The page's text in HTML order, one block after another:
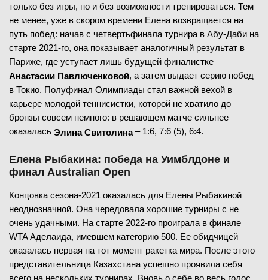
только без игры, но и без возможности тренироваться. Тем
не менее, уже в скором времени Елена возвращается на
путь побед: начав с четвертьфинала турнира в Абу-Даби на
старте 2021-го, она показывает аналогичный результат в
Париже, где уступает лишь будущей финалистке
Анастасии Павлюченковой, а затем выдает серию побед
в Токио. Полуфинал Олимпиады стал важной вехой в
карьере молодой теннисистки, которой не хватило до
бронзы совсем немного: в решающем матче сильнее
оказалась Элина Свитолина – 1:6, 7:6 (5), 6:4.
Елена Рыбакина: победа на Уимблдоне и
финал Australian Open
Концовка сезона-2021 оказалась для Елены Рыбакиной
неоднозначной. Она чередовала хорошие турниры с не
очень удачными. На старте 2022-го проиграла в финале
WTA Аделаида, имевшем категорию 500. Ее обидчицей
оказалась первая на тот момент ракетка мира. После этого
представительница Казахстана успешно проявила себя
всего на нескольких турнирах. Вновь о себе во весь голос